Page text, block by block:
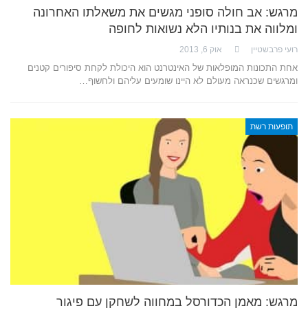
מרגש: אב חולה סופני מגשים את משאלתו האחרונה
ומלווה את בנותיו הלא נשואות לחופה
רועי פרבשטיין אוק 6, 2013
אחת התכונות המופלאות של האינטרנט הוא היכולת לקחת סיפורים קטנים
ומרגשים שכנראה מעולם לא היינו שומעים עליהם ולחשוף…
תופעות רשת
מרגש: מאמן הכדורסל במחווה לשחקן עם פיגור